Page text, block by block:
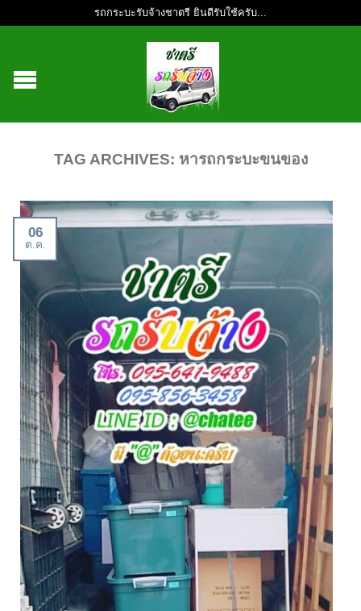
รถกระบะรับจ้างชาตรี ยินดีรับใช้ครับ...
TAG ARCHIVES: หารถกระบะขนของ
06
ต.ค.